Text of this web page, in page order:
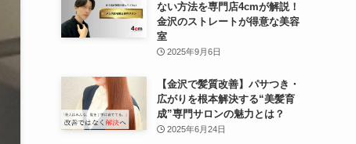
ない方法を専門店4cmが解説！
金沢のストレートが得意な美容
室
2025年9月6日
【金沢で髪質改善】パサつき・
広がりを根本解決する“美髪育
成”専門サロンの魅力とは？
2025年6月24日